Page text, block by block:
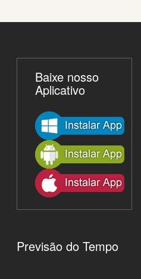
Baixe nosso
Aplicativo
Previsão do Tempo